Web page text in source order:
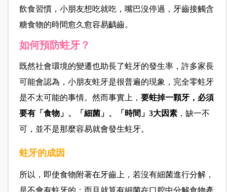
飲食習慣，小朋友想吃就吃，嘴巴沒停過，牙齒接觸含
糖食物的時間愈久愈容易齲齒。
如何預防蛀牙？
既然社會環境的變遷也助長了蛀牙的發生率，許多家長
可能會認為，小朋友蛀牙是很普遍的現象，完全零蛀牙
是不太可能的事情。然而事實上， 要蛀掉一顆牙，必須
要有「食物」、「細菌」、「時間」3大因素，缺一不
可，並不是那麼容易就會發生蛀牙。
蛀牙的成因
所以，即使食物附著在牙齒上，若沒有細菌進行分解，